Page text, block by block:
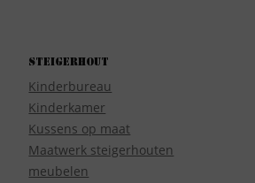
Steigerhout
Kinderbureau
Kinderkamer
Kussens op maat
Maatwerk steigerhouten
meubelen